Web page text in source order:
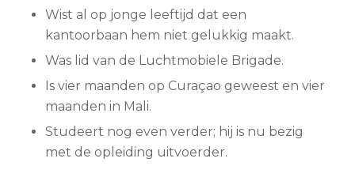
Wist al op jonge leeftijd dat een
kantoorbaan hem niet gelukkig maakt.
Was lid van de Luchtmobiele Brigade.
Is vier maanden op Curaçao geweest en vier
maanden in Mali.
Studeert nog even verder; hij is nu bezig
met de opleiding uitvoerder.